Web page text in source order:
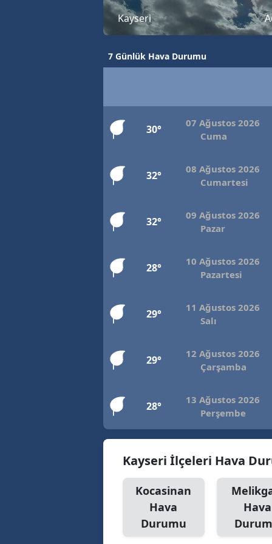
Kayseri
7 Günlük Hava Durumu
30°
07 Ağustos 2026
Cuma
32°
08 Ağustos 2026
Cumartesi
32°
09 Ağustos 2026
Pazar
28°
10 Ağustos 2026
Pazartesi
29°
11 Ağustos 2026
Salı
29°
12 Ağustos 2026
Çarşamba
28°
13 Ağustos 2026
Perşembe
Kayseri İlçeleri Hava
Kocasinan
Hava
Durumu
Hava